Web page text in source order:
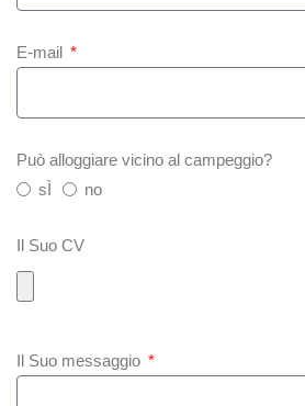
E-mail
Può alloggiare vicino al campeggio?
sÌ
no
Il Suo CV
Il Suo messaggio